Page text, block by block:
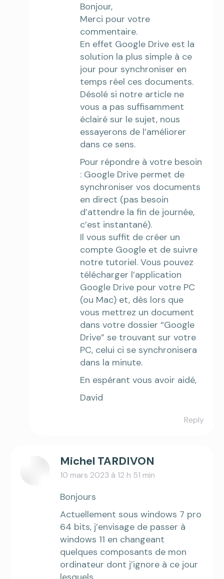
Bonjour,
Merci pour votre
commentaire.
En effet Google Drive est la
solution la plus simple à ce
jour pour synchroniser en
temps réel ces documents.
Désolé si notre article ne
vous a pas suffisamment
éclairé sur le sujet, nous
essayerons de l’améliorer
dans ce sens.
Pour répondre à votre besoin
: Google Drive permet de
synchroniser vos documents
en direct (pas besoin
d’attendre la fin de journée,
c’est instantané).
Il vous suffit de créer un
compte Google et de suivre
notre tutoriel. Vous pouvez
télécharger l’application
Google Drive pour votre PC
(ou Mac) et, dès lors que
vous mettrez un document
dans votre dossier “Google
Drive” se trouvant sur votre
PC, celui ci se synchronisera
dans la minute.
En espérant vous avoir aidé,
David
Reply
Michel TARDIVON
says:
10 mars 2023 à 12 h 51 min
Bonjours
Actuellement sous windows 7 pro
64 bits, j’envisage de passer à
windows 11 en changeant
quelques composants de mon
ordinateur dont j’ignore à ce jour